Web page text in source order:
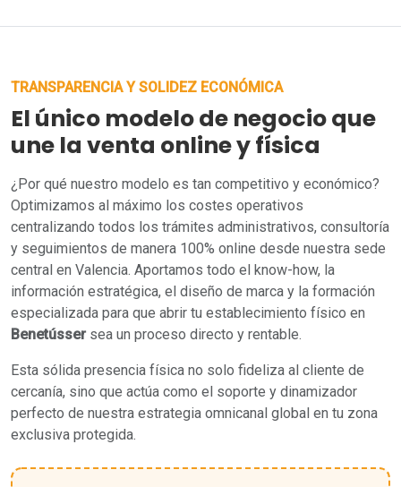
TRANSPARENCIA Y SOLIDEZ ECONÓMICA
El único modelo de negocio que
une la venta online y física
¿Por qué nuestro modelo es tan competitivo y económico?
Optimizamos al máximo los costes operativos
centralizando todos los trámites administrativos, consultoría
y seguimientos de manera 100% online desde nuestra sede
central en Valencia. Aportamos todo el know-how, la
información estratégica, el diseño de marca y la formación
especializada para que abrir tu establecimiento físico en
Benetússersea un proceso directo y rentable.
Esta sólida presencia física no solo fideliza al cliente de
cercanía, sino que actúa como el soporte y dinamizador
perfecto de nuestra estrategia omnicanal global en tu zona
exclusiva protegida.